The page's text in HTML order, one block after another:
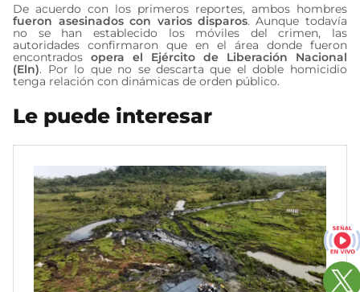
De acuerdo con los primeros reportes, ambos hombres
fueron asesinados con varios disparos. Aunque todavía
no se han establecido los móviles del crimen, las
autoridades confirmaron que en el área donde fueron
encontradosopera el Ejército de Liberación Nacional
(Eln). Por lo que no se descarta que el doble homicidio
tenga relación con dinámicas de orden público.
Le puede interesar